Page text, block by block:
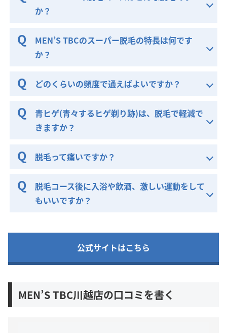
か？
MEN’S TBCのスーパー脱毛の特長は何です
か？
どのくらいの頻度で通えばよいですか？
青ヒゲ(青々するヒゲ剃り跡)は、脱毛で軽減で
きますか？
脱毛って痛いですか？
脱毛コース後に入浴や飲酒、激しい運動をして
もいいですか？
公式サイトはこちら
MEN’S TBC川越店の口コミを書く